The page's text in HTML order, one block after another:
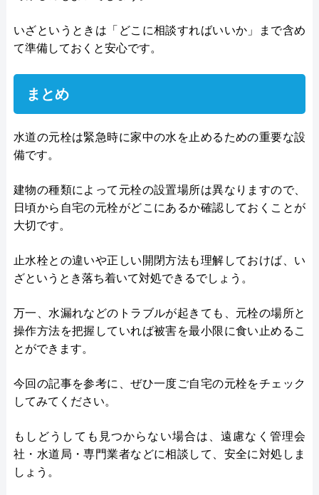
いざというときは「どこに相談すればいいか」まで含め
て準備しておくと安心です。
まとめ
水道の元栓は緊急時に家中の水を止めるための重要な設
備です。
建物の種類によって元栓の設置場所は異なりますので、
日頃から自宅の元栓がどこにあるか確認しておくことが
大切です。
止水栓との違いや正しい開閉方法も理解しておけば、い
ざというとき落ち着いて対処できるでしょう。
万一、水漏れなどのトラブルが起きても、元栓の場所と
操作方法を把握していれば被害を最小限に食い止めるこ
とができます。
今回の記事を参考に、ぜひ一度ご自宅の元栓をチェック
してみてください。
もしどうしても見つからない場合は、遠慮なく管理会
社・水道局・専門業者などに相談して、安全に対処しま
しょう。